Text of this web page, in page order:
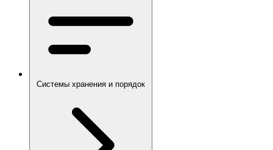
Системы хранения и порядок